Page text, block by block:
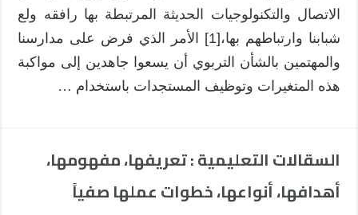
الاتصال والتكنولوجيات الحديثة المرتبطة بها رافقه ولع
شبابنا وارتباطهم بها،[1] الأمر الذي فرض على مدارسنا
والمهتمين بالشأن التربوي أن يسعوا جاهدين إلى مواكبة
هذه المتغيرات وتوظيف المستجدات باستخدام …
السقالات التعليمية : تعريفها، مفهومها،
أهدافها، أنواعها، خطوات عملها صفياً